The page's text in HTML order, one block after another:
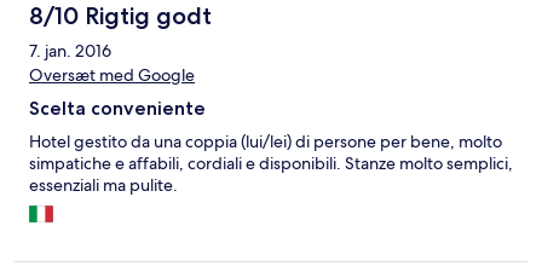
8/10 Rigtig godt
7. jan. 2016
Oversæt med Google
Scelta conveniente
Hotel gestito da una coppia (lui/lei) di persone per bene, molto
simpatiche e affabili, cordiali e disponibili. Stanze molto semplici,
essenziali ma pulite.